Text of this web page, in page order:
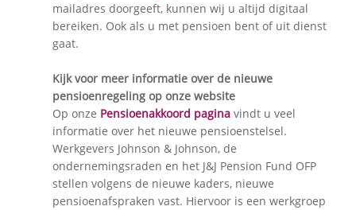
mailadres doorgeeft, kunnen wij u altijd digitaal
bereiken. Ook als u met pensioen bent of uit dienst
gaat.
Kijk voor meer informatie over de nieuwe
pensioenregeling op onze website
Op onze Pensioenakkoord pagina vindt u veel
informatie over het nieuwe pensioenstelsel.
Werkgevers Johnson & Johnson, de
ondernemingsraden en het J&J Pension Fund OFP
stellen volgens de nieuwe kaders, nieuwe
pensioenafspraken vast. Hiervoor is een werkgroep